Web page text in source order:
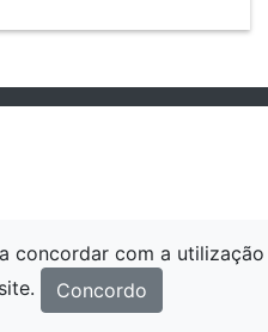
concordar com a utilização
Concordo